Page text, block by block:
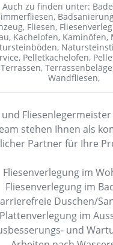
Auch zu finden unter:
Fliesen,
Kachelofen, Kaminöfen,
Pelletkachelofen,
Terrassen,
Wandfliesen,
stehen Ihnen als
Partner für Ihre
Fliesenverlegung im
Fliesenverlegung im
Duschen/
im
und